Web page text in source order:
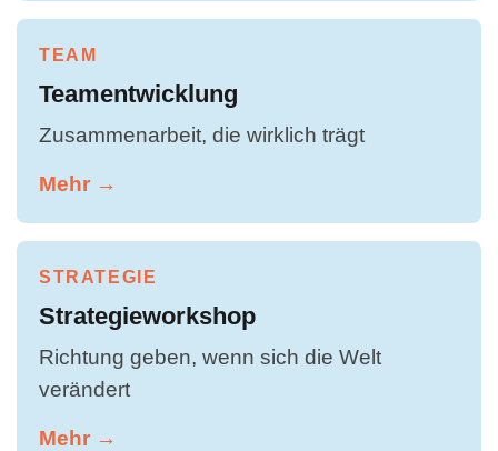
TEAM
Teamentwicklung
Zusammenarbeit, die wirklich trägt
Mehr →
STRATEGIE
Strategieworkshop
Richtung geben, wenn sich die Welt
verändert
Mehr →